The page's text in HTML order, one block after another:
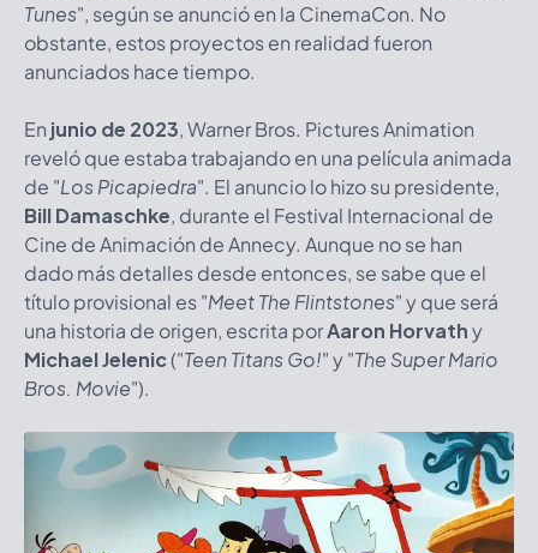
Tunes", según se anunció en la CinemaCon. No
obstante, estos proyectos en realidad fueron
anunciados hace tiempo.
En junio de 2023, Warner Bros. Pictures Animation
reveló que estaba trabajando en una película animada
de "Los Picapiedra". El anuncio lo hizo su presidente,
Bill Damaschke, durante el Festival Internacional de
Cine de Animación de Annecy. Aunque no se han
dado más detalles desde entonces, se sabe que el
título provisional es "Meet The Flintstones" y que será
una historia de origen, escrita porAaron Horvathy
Michael Jelenic("Teen Titans Go!" y "The Super Mario
Bros. Movie").